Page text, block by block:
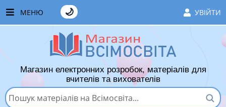
МЕНЮ УВІЙТИ
🌙
ЧАСТІ ЗАПИТАННЯ
ЯК ТУТ КУПУВАТИ
ЯК ТУТ ПРОДАВАТИ
Магазин електронних розробок, матеріалів для
вчителів та вихователів